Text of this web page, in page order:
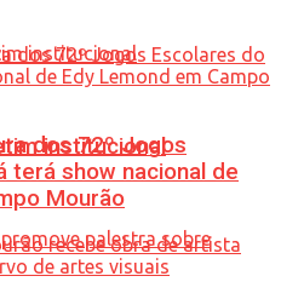
institucional
dos 72º Jogos
terá show nacional de
Mourão